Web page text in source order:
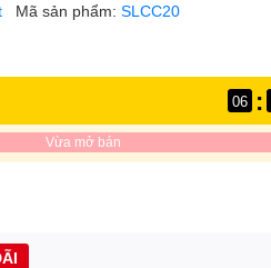
Mã sản phẩm:SLCC20
06 :
Vừa mở bán